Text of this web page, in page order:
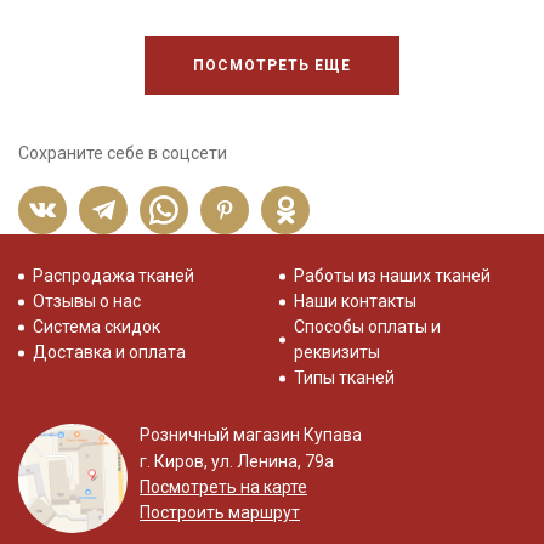
ПОСМОТРЕТЬ ЕЩЕ
Сохраните себе в соцсети
Распродажа тканей
Отзывы о нас
Система скидок
Доставка и оплата
Работы из наших тканей
Наши контакты
Способы оплаты и
реквизиты
Типы тканей
Розничный магазин Купава
г. Киров, ул. Ленина, 79а
Посмотреть на карте
Построить маршрут